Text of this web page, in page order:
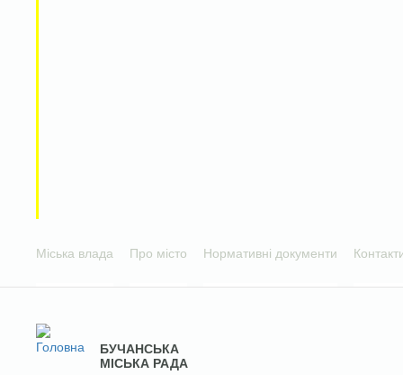
Міська влада Про місто Нормативні документи
БУЧАНСЬКА
МІСЬКА РАДА